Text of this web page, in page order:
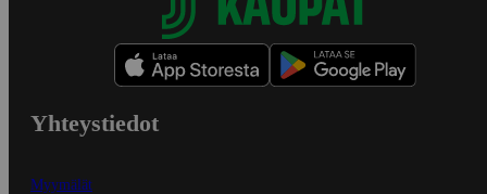
Yhteystiedot
Myymälät